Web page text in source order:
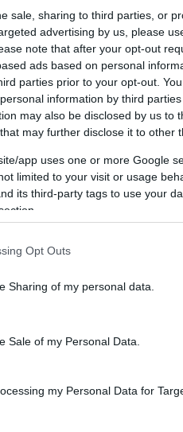
sale, sharing to third parties, or
advertising by us, please
note that after your opt-out
ads based on personal
parties prior to your opt-out.
information by third
may also be disclosed by us to
that may further disclose it to other
app uses one or more Google
limited to your visit or usage
its third-party tags to use your
Opt Outs
Sharing of my personal data.
Sale of my Personal Data.
my Personal Data for
re!
működését!